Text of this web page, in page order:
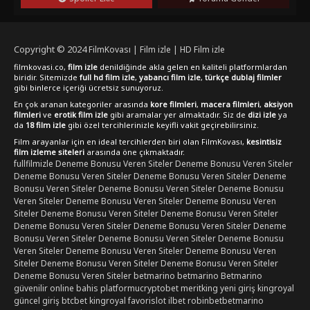
Copyright © 2024FilmKovası | Film izle | HD Film izle
filmkovasi.co, film izle denildiğinde akla gelen en kaliteli platformlardan
biridir. Sitemizde full hd film izle, yabancı film izle, türkçe dublaj filmler
gibi binlerce içeriği ücretsiz sunuyoruz.
En çok aranan kategoriler arasında kore filmleri, macera filmleri, aksiyon
filmleri ve erotik film izle gibi aramalar yer almaktadır. Siz de dizi izle ya
da 18 film izle gibi özel tercihlerinizle keyifli vakit geçirebilirsiniz.
Film arayanlar için en ideal tercihlerden biri olan FilmKovası, kesintisiz
film izleme siteleri arasında öne çıkmaktadır.
fullfilmizle Deneme Bonusu Veren SitelerDeneme Bonusu Veren Siteler
Deneme Bonusu Veren SitelerDeneme Bonusu Veren SitelerDeneme
Bonusu Veren SitelerDeneme Bonusu Veren SitelerDeneme Bonusu
Veren SitelerDeneme Bonusu Veren SitelerDeneme Bonusu Veren
SitelerDeneme Bonusu Veren SitelerDeneme Bonusu Veren Siteler
Deneme Bonusu Veren SitelerDeneme Bonusu Veren SitelerDeneme
Bonusu Veren SitelerDeneme Bonusu Veren SitelerDeneme Bonusu
Veren SitelerDeneme Bonusu Veren SitelerDeneme Bonusu Veren
SitelerDeneme Bonusu Veren SitelerDeneme Bonusu Veren Siteler
Deneme Bonusu Veren Sitelerbetmarino betmarino Betmarino
güvenilir online bahis platformucryptobetmeritking yeni girişkingroyal
güncel girişbtcbetkingroyal favorislotilbetrobinbetbetmarino